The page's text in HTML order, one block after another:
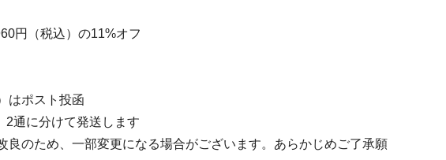
円（税込）の11%オフ
はポスト投函
通に分けて発送します
良のため、一部変更になる場合がございます。あらかじめご了承願